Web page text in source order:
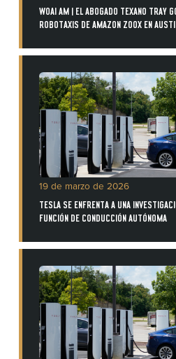
WOAI AM | EL ABOGADO TEXANO TRAY
ROBOTAXIS DE AMAZON ZOOX EN
19 de marzo de 2026
TESLA SE ENFRENTA A UNA
FUNCIÓN DE CONDUCCIÓN AUTÓNOMA